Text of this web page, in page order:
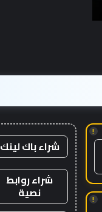
الزمن؟
!
!
شراء باك لينك
شراء روابط
نصية